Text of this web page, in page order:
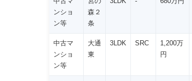
ンショ
ン等
森２
条
中古マ
ンショ
ン等
大通
東
3LDK SRC
1,200万
円